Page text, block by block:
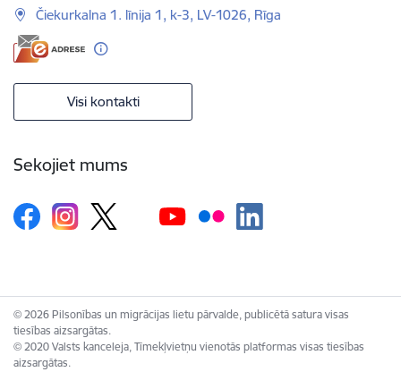
Čiekurkalna 1. līnija 1, k-3, LV-1026, Rīga
Visi kontakti
Sekojiet mums
© 2026 Pilsonības un migrācijas lietu pārvalde, publicētā satura visas
tiesības aizsargātas.
© 2020 Valsts kanceleja, Tīmekļvietņu vienotās platformas visas tiesības
aizsargātas.